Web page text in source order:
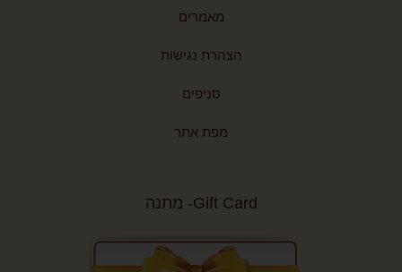
מאמרים
הצהרת נגישות
סניפים
מפת אתר
Gift Card- מתנה